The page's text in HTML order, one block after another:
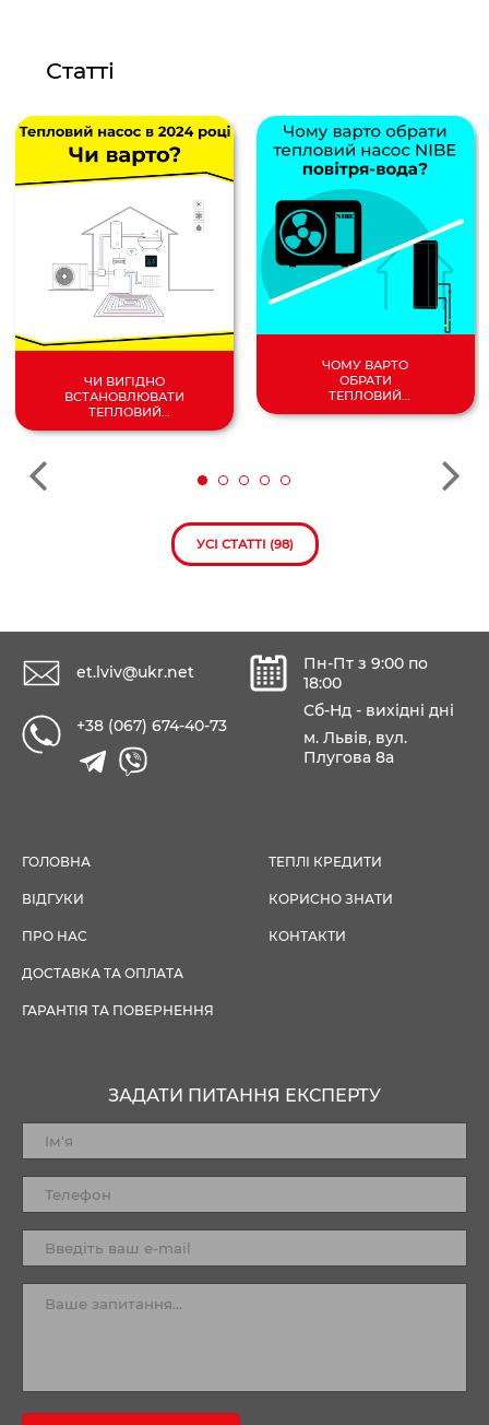
Статті
ЧИ ВИГІДНО
ВСТАНОВЛЮВАТИ
ТЕПЛОВИЙ
ЧОМУ ВАРТО
ОБРАТИ
ТЕПЛОВИЙ
НАСОС
УСІ СТАТТІ (98)
et.lviv@ukr.net
+38 (067) 674-40-73
Пн-Пт з 9:00 по
18:00
Сб-Нд - вихідні дні
м. Львів, вул.
Плугова 8а
ГОЛОВНА
ВІДГУКИ
ПРО НАС
ДОСТАВКА ТА ОПЛАТА
ГАРАНТІЯ ТА ПОВЕРНЕННЯ
ТЕПЛІ КРЕДИТИ
КОРИСНО ЗНАТИ
КОНТАКТИ
ЗАДАТИ ПИТАННЯ ЕКСПЕРТУ